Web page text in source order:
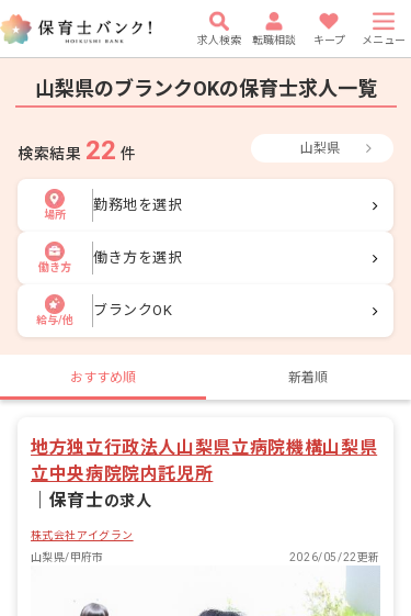
求人検索 転職相談 キープ メニュー
山梨県のブランクOKの保育士求人一覧
検索結果 22 件 山梨県
場所
勤務地を選択
働き方
働き方を選択
給与/他
ブランクOK
おすすめ順 新着順
地方独立行政法人山梨県立病院機構山梨県
立中央病院院内託児所
保育士の求人
株式会社アイグラン
山梨県/甲府市
2026/05/22更新